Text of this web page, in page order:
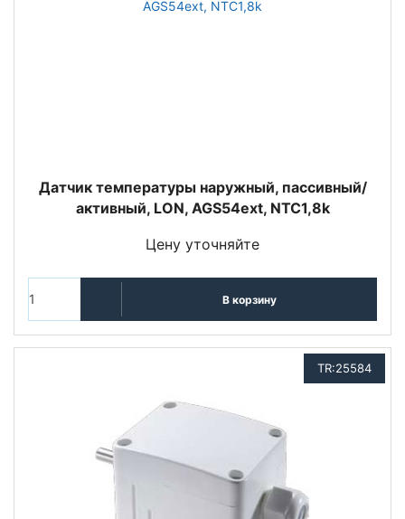
Датчик температуры наружный, пассивный/
активный, LON, AGS54ext, NTC1,8k
Цену уточняйте
В корзину
TR:25584